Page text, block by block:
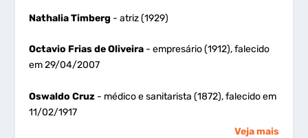
Nathalia Timberg - atriz (1929)
Octavio Frias de Oliveira - empresário (1912), falecido
em 29/04/2007
Oswaldo Cruz - médico e sanitarista (1872), falecido em
11/02/1917
Veja mais